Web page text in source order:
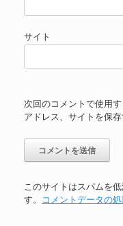
サイト
次回のコメントで使用
アドレス、サイトを保存
このサイトはスパムを
す。 コメントデータの